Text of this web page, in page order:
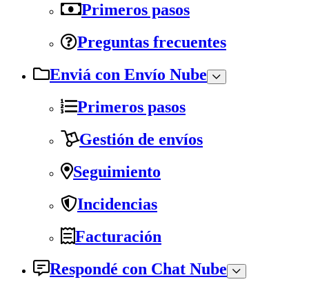
Primeros pasos
Preguntas frecuentes
Enviá con Envío Nube
Primeros pasos
Gestión de envíos
Seguimiento
Incidencias
Facturación
Respondé con Chat Nube